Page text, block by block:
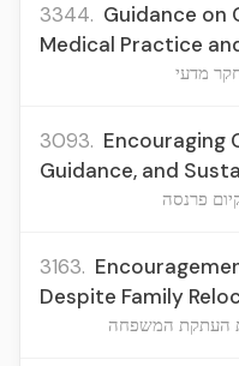
3344. Guidance on
Medical Practice
מדעי
3093. Encouraging
Guidance, and
פרנסה
3163.
Despite Family
העתקת המשפחה